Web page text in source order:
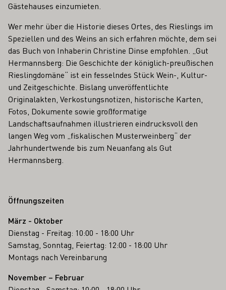
Gästehauses einzumieten.
Wer mehr über die Historie dieses Ortes, des Rieslings im
Speziellen und des Weins an sich erfahren möchte, dem sei
das Buch von Inhaberin Christine Dinse empfohlen. „Gut
Hermannsberg: Die Geschichte der königlich-preußischen
Rieslingdomäne“ ist ein fesselndes Stück Wein-, Kultur-
und Zeitgeschichte. Bislang unveröffentlichte
Originalakten, Verkostungsnotizen, historische Karten,
Fotos, Dokumente sowie großformatige
Landschaftsaufnahmen illustrieren eindrucksvoll den
langen Weg vom „fiskalischen Musterweinberg“ der
Jahrhundertwende bis zum Neuanfang als Gut
Hermannsberg.
Öffnungszeiten
März - Oktober
Dienstag - Freitag: 10:00 - 18:00 Uhr
Samstag, Sonntag, Feiertag: 12:00 - 18:00 Uhr
Montags nach Vereinbarung
November – Februar